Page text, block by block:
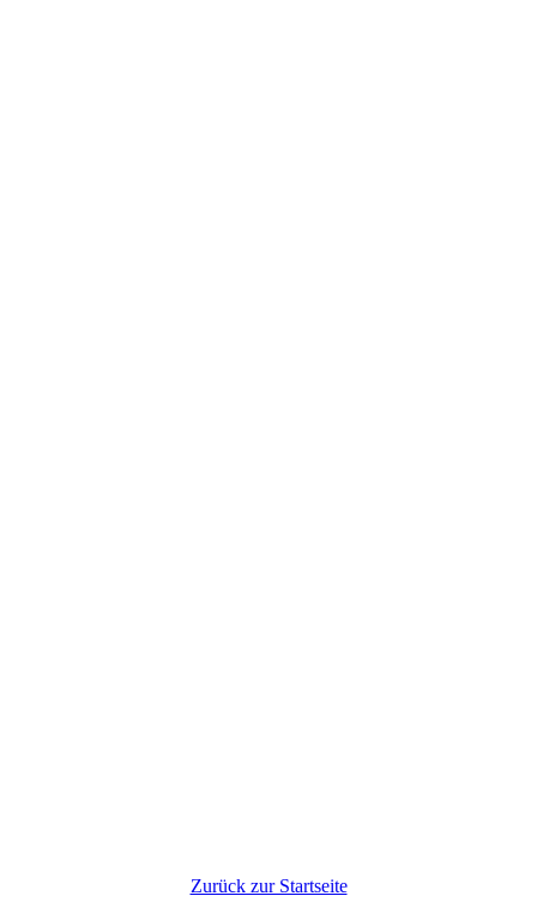
Zurück zur Startseite